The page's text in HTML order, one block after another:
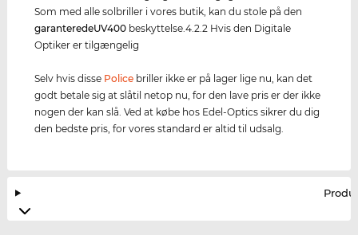
Som med alle solbriller i vores butik, kan du stole på den
garanteredeUV400 beskyttelse.4.2.2 Hvis den Digitale
Optiker er tilgængelig
Selv hvis disse Police briller ikke er på lager lige nu, kan det
godt betale sig at slåtil netop nu, for den lave pris er der ikke
nogen der kan slå. Ved at købe hos Edel-Optics sikrer du dig
den bedste pris, for vores standard er altid til udsalg.